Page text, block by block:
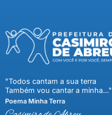
"Todos cantam a sua terra
Também vou cantar a minha..."
Poema Minha Terra